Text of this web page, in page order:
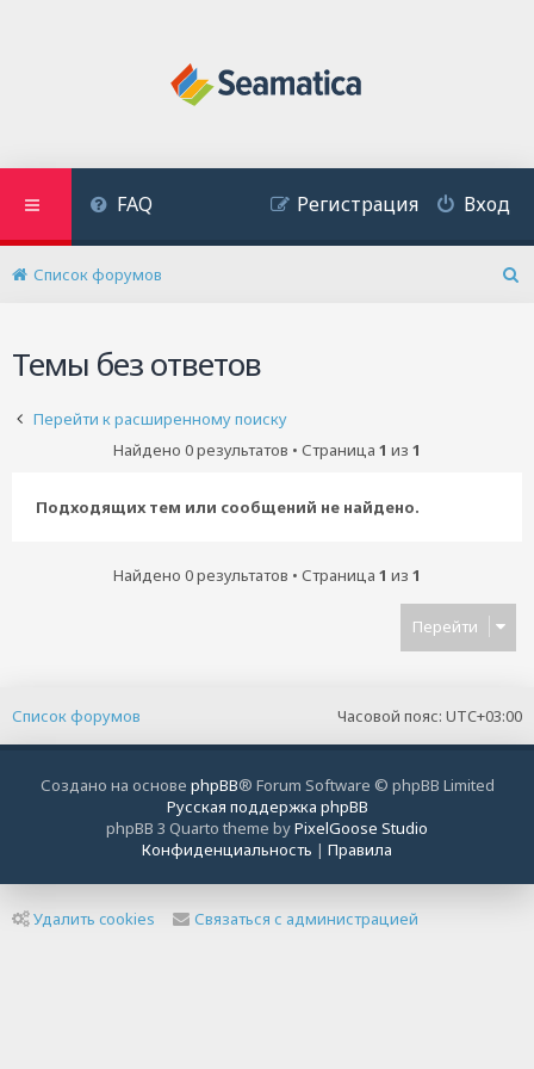
FAQ Вход
Регистрация
Список форумов
Темы без ответов
Перейти к расширенному поиску
Найдено 0 результатов • Страница 1 из 1
Подходящих тем или сообщений не найдено.
Найдено 0 результатов • Страница 1 из 1
Перейти
Часовой пояс: UTC+03:00
Список форумов
Создано на основе phpBB® Forum Software © phpBB Limited
Русская поддержка phpBB
phpBB 3 Quarto theme byPixelGoose Studio
Конфиденциальность | Правила
Удалить cookies Связаться с администрацией